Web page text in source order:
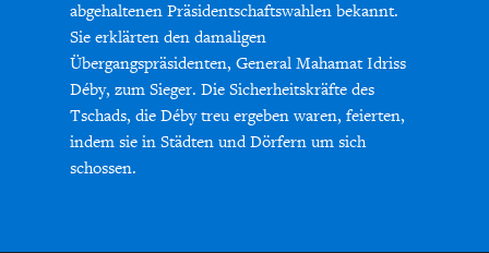
abgehaltenen Präsidentschaftswahlen bekannt.
Sie erklärten den damaligen
Übergangspräsidenten, General Mahamat Idriss
Déby, zum Sieger. Die Sicherheitskräfte des
Tschads, die Déby treu ergeben waren, feierten,
indem sie in Städten und Dörfern um sich
schossen.